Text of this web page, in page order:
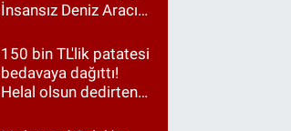
İnsansız Deniz Aracı
150 bin TL'lik patatesi
bedavaya dağıttı!
Helal olsun dedirten